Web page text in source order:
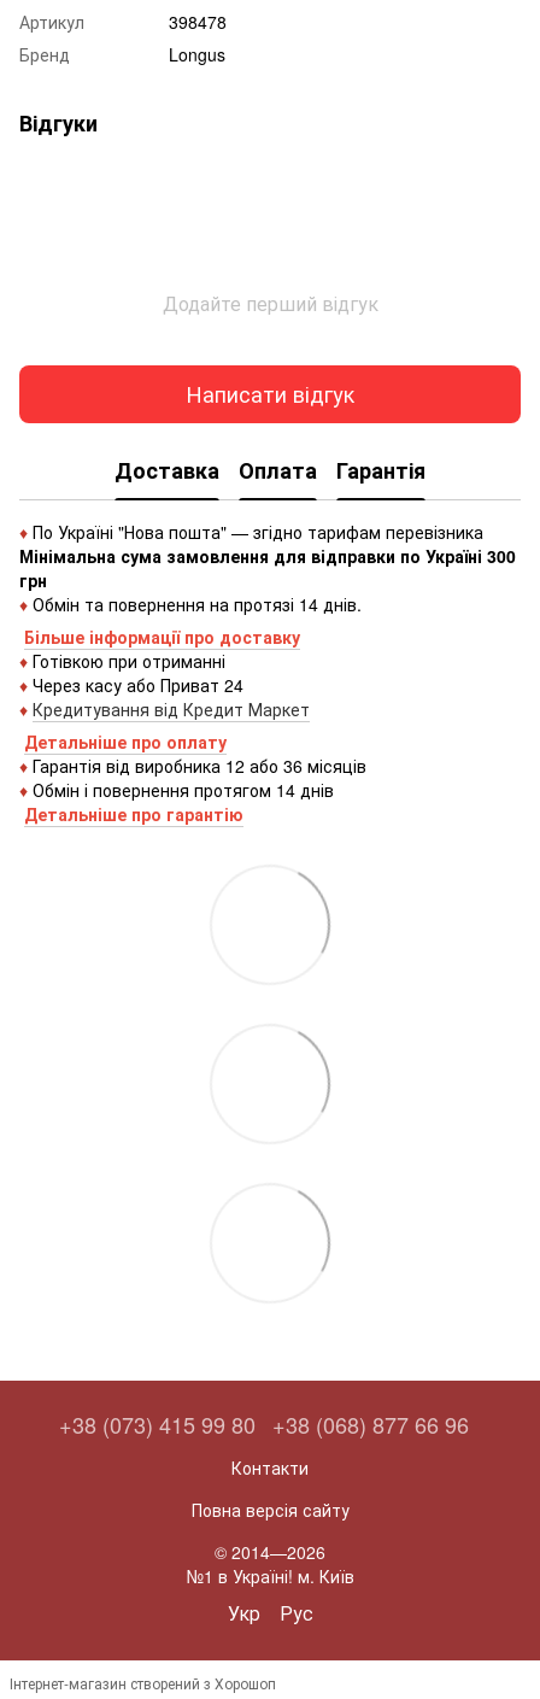
Артикул
398478
Бренд
Longus
Відгуки
Додайте перший відгук
Написати відгук
Доставка Оплата Гарантія
♦ По Україні "Нова пошта" — згідно тарифам перевізника
Мінімальна сума замовлення для відправки по Україні 300
грн
♦ Обмін та повернення на протязі 14 днів.
Більше інформації про доставку
♦ Готівкою при отриманні
♦ Через касу або Приват 24
♦ Кредитування від Кредит Маркет
Детальніше про оплату
♦ Гарантія від виробника 12 або 36 місяців
♦ Обмін і повернення протягом 14 днів
Детальніше про гарантію
+38 (073) 415 99 80 +38 (068) 877 66 96
Контакти
Повна версія сайту
© 2014—2026
№1 в Україні! м. Київ
Укр Рус
Інтернет-магазин створений з Хорошоп